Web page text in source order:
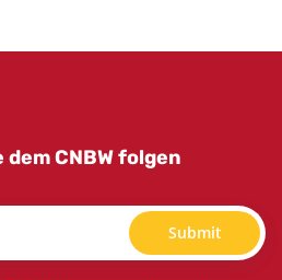
CNBW folgen
Submit